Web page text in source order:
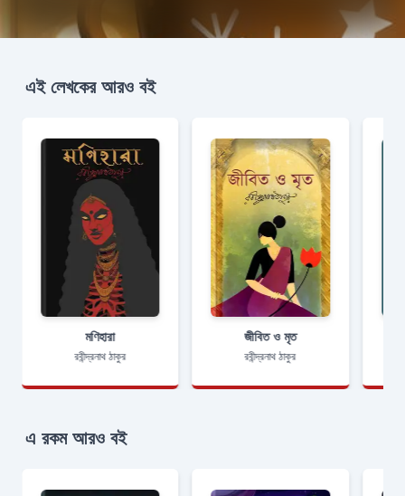
এই লেখকের আরও বই
মণিহারা
রবীন্দ্রনাথ ঠাকুর
জীবিত ও মৃত
রবীন্দ্রনাথ ঠাকুর
এ রকম আরও বই